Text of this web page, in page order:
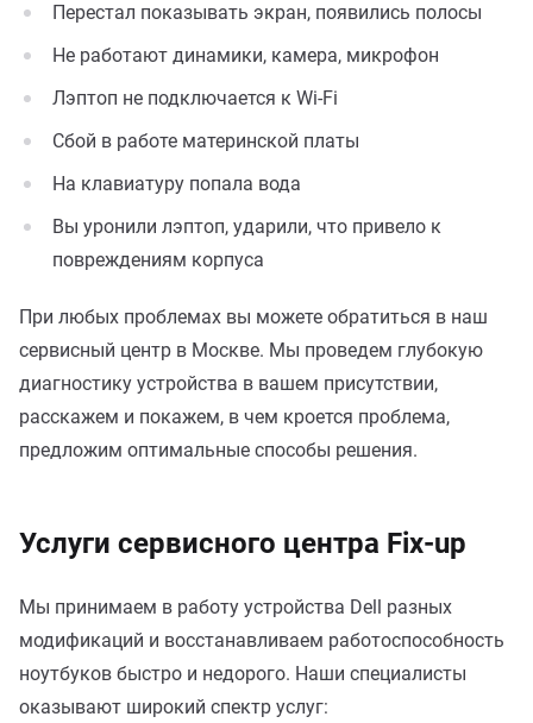
Перестал показывать экран, появились полосы
Не работают динамики, камера, микрофон
Лэптоп не подключается к Wi-Fi
Сбой в работе материнской платы
На клавиатуру попала вода
Вы уронили лэптоп, ударили, что привело к
повреждениям корпуса
При любых проблемах вы можете обратиться в наш
сервисный центр в Москве. Мы проведем глубокую
диагностику устройства в вашем присутствии,
расскажем и покажем, в чем кроется проблема,
предложим оптимальные способы решения.
Услуги сервисного центра Fix-up
Мы принимаем в работу устройства Dell разных
модификаций и восстанавливаем работоспособность
ноутбуков быстро и недорого. Наши специалисты
оказывают широкий спектр услуг: